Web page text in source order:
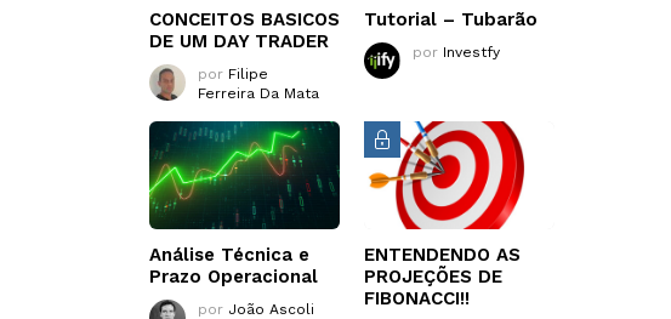
CONCEITOS BASICOS
DE UM DAY TRADER
por Filipe
Ferreira Da Mata
Tutorial – Tubarão
por Investfy
Análise Técnica e
Prazo Operacional
por João Ascoli
ENTENDENDO AS
PROJEÇÕES DE
FIBONACCI!!